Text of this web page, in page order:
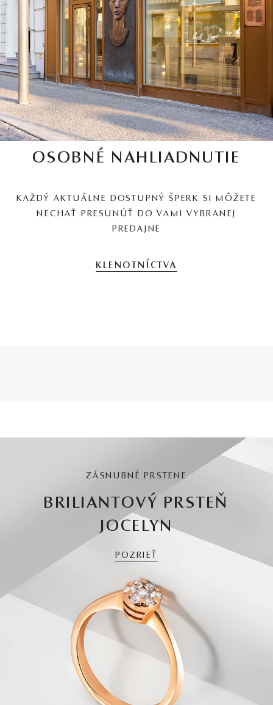
OSOBNÉ NAHLIADNUTIE
KAŽDÝ AKTUÁLNE DOSTUPNÝ ŠPERK SI MÔŽETE
NECHAŤ PRESUNÚŤ DO VAMI VYBRANEJ
PREDAJNE
KLENOTNÍCTVA
ZÁSNUBNÉ PRSTENE
BRILIANTOVÝ PRSTEŇ
JOCELYN
POZRIEŤ